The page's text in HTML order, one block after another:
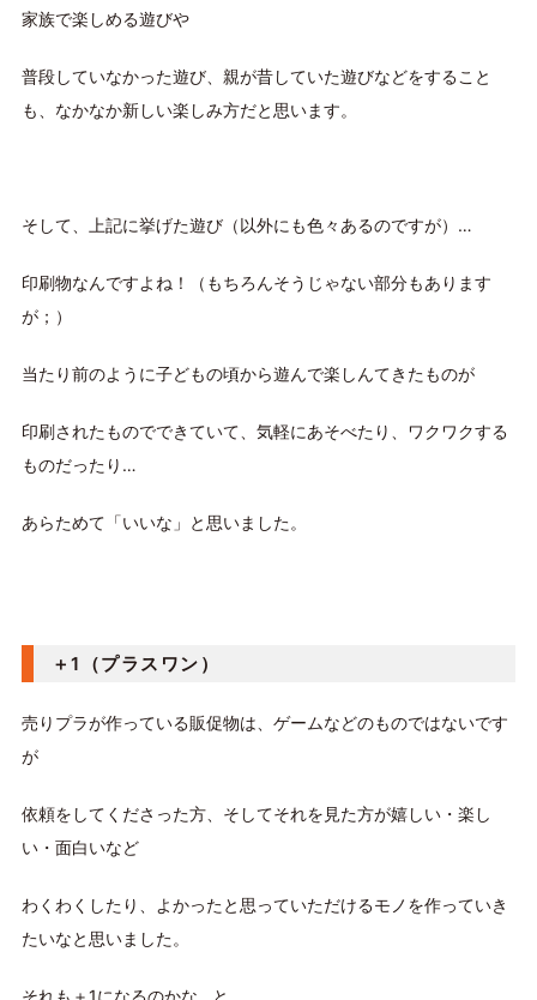
家族で楽しめる遊びや
普段していなかった遊び、親が昔していた遊びなどをすること
も、なかなか新しい楽しみ方だと思います。
そして、上記に挙げた遊び（以外にも色々あるのですが）…
印刷物なんですよね！（もちろんそうじゃない部分もあります
が；）
当たり前のように子どもの頃から遊んで楽しんてきたものが
印刷されたものでできていて、気軽にあそべたり、ワクワクする
ものだったり…
あらためて「いいな」と思いました。
＋1（プラスワン）
売りプラが作っている販促物は、ゲームなどのものではないです
が
依頼をしてくださった方、そしてそれを見た方が嬉しい・楽し
い・面白いなど
わくわくしたり、よかったと思っていただけるモノを作っていき
たいなと思いました。
それも＋1になるのかな…と。